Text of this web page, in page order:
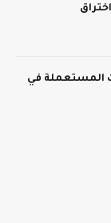
المستعملة في